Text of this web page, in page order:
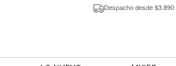
Despacho desde $3.890